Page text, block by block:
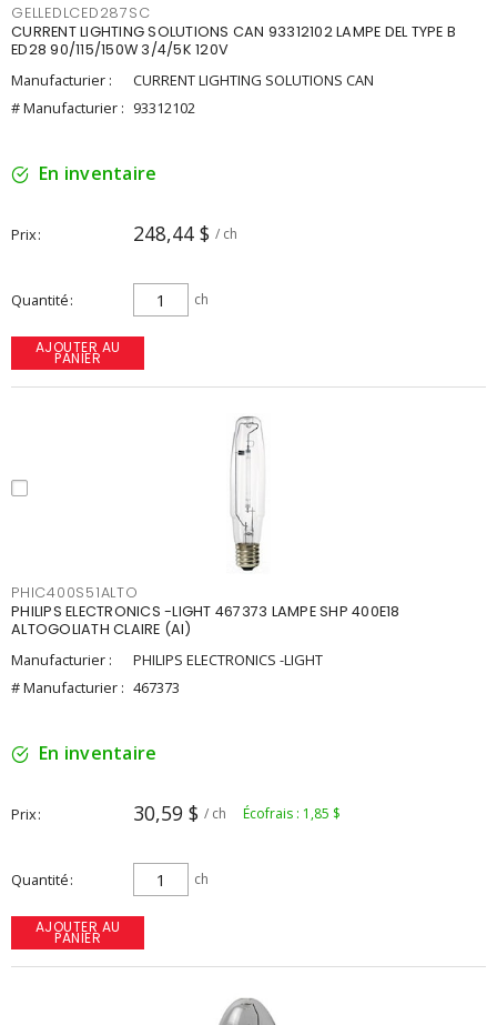
GELLEDLCED287SC
CURRENT LIGHTING SOLUTIONS CAN 93312102 LAMPE DEL TYPE B
ED28 90/115/150W 3/4/5K 120V
Manufacturier :
CURRENT LIGHTING SOLUTIONS CAN
# Manufacturier : 93312102
En inventaire
Prix 248,44 $ / ch
Quantité ch
AJOUTER AU
PANIER
PHIC400S51ALTO
PHILIPS ELECTRONICS -LIGHT 467373 LAMPE SHP 400E18
ALTOGOLIATH CLAIRE (AI)
Manufacturier :
PHILIPS ELECTRONICS -LIGHT
# Manufacturier : 467373
En inventaire
Prix 30,59 $ / ch Écofrais : 1,85 $
Quantité ch
AJOUTER AU
PANIER